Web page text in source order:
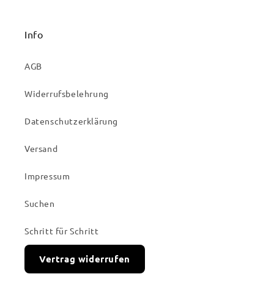
Info
AGB
Widerrufsbelehrung
Datenschutzerklärung
Versand
Impressum
Suchen
Schritt für Schritt
Vertrag widerrufen